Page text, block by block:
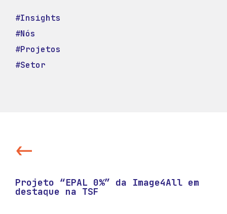
#Insights
#Nós
#Projetos
#Setor
<-
Projeto “EPAL 0%” da Image4All em
destaque na TSF